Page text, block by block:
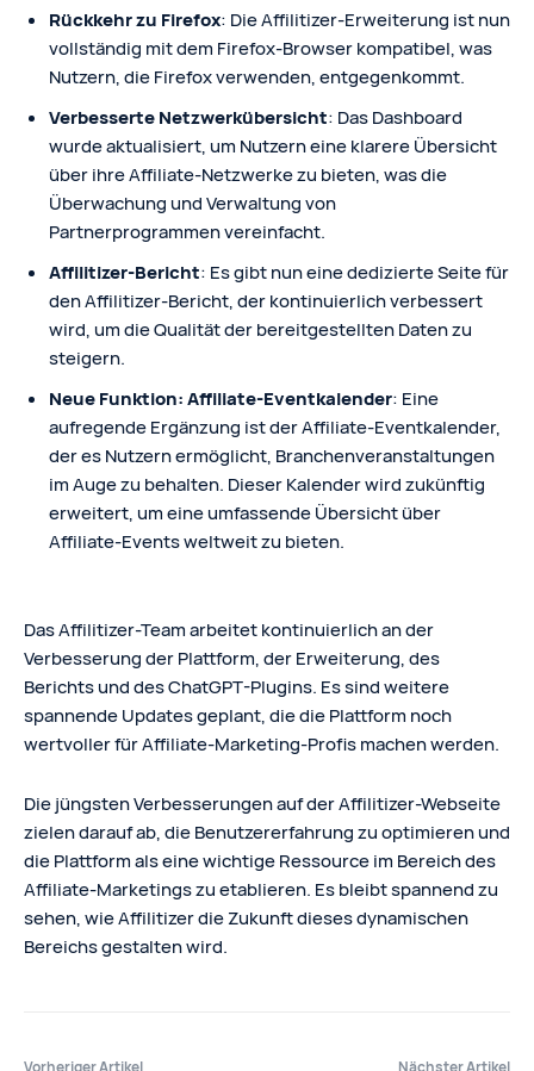
Rückkehr zu Firefox: Die Affilitizer-Erweiterung ist nun
vollständig mit dem Firefox-Browser kompatibel, was
Nutzern, die Firefox verwenden, entgegenkommt.
Verbesserte Netzwerkübersicht: Das Dashboard
wurde aktualisiert, um Nutzern eine klarere Übersicht
über ihre Affiliate-Netzwerke zu bieten, was die
Überwachung und Verwaltung von
Partnerprogrammen vereinfacht.
Affilitizer-Bericht: Es gibt nun eine dedizierte Seite für
den Affilitizer-Bericht, der kontinuierlich verbessert
wird, um die Qualität der bereitgestellten Daten zu
steigern.
Neue Funktion: Affiliate-Eventkalender: Eine
aufregende Ergänzung ist der Affiliate-Eventkalender,
der es Nutzern ermöglicht, Branchenveranstaltungen
im Auge zu behalten. Dieser Kalender wird zukünftig
erweitert, um eine umfassende Übersicht über
Affiliate-Events weltweit zu bieten.
Das Affilitizer-Team arbeitet kontinuierlich an der
Verbesserung der Plattform, der Erweiterung, des
Berichts und des ChatGPT-Plugins. Es sind weitere
spannende Updates geplant, die die Plattform noch
wertvoller für Affiliate-Marketing-Profis machen werden.
Die jüngsten Verbesserungen auf der Affilitizer-Webseite
zielen darauf ab, die Benutzererfahrung zu optimieren und
die Plattform als eine wichtige Ressource im Bereich des
Affiliate-Marketings zu etablieren. Es bleibt spannend zu
sehen, wie Affilitizer die Zukunft dieses dynamischen
Bereichs gestalten wird.
Vorheriger Artikel Nächster Artikel